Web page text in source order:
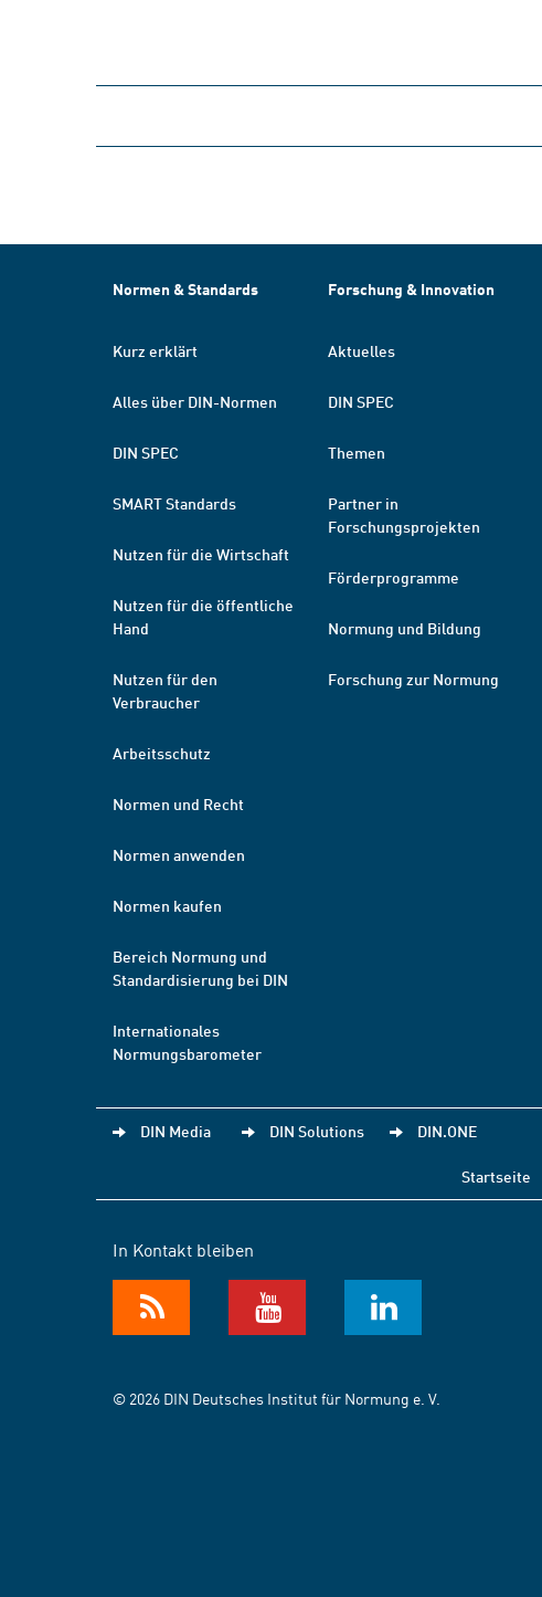
Normen & Standards
Kurz erklärt
Alles über DIN-Normen
DIN SPEC
SMART Standards
Nutzen für die Wirtschaft
Nutzen für die öffentliche
Hand
Nutzen für den
Verbraucher
Arbeitsschutz
Normen und Recht
Normen anwenden
Normen kaufen
Bereich Normung und
Standardisierung bei DIN
Internationales
Normungsbarometer
Forschung & Innovation
Aktuelles
DIN SPEC
Themen
Partner in
Forschungsprojekten
Förderprogramme
Normung und Bildung
Forschung zur Normung
DIN Media DIN Solutions DIN.ONE
Startseite
In Kontakt bleiben
© 2026 DIN Deutsches Institut für Normung e. V.